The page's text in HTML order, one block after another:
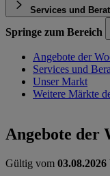
Services und
Springe zum Bereich
Angebote der
Services und
Unser Markt
Weitere Märkte
Angebote der
Gültig vom 03.08.2026